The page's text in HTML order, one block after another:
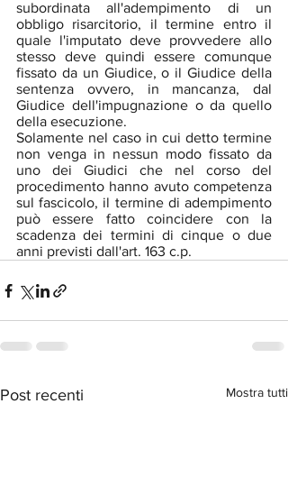
subordinata all'adempimento di un
obbligo risarcitorio, il termine entro il
quale l'imputato deve provvedere allo
stesso deve quindi essere comunque
fissato da un Giudice, o il Giudice della
sentenza ovvero, in mancanza, dal
Giudice dell'impugnazione o da quello
della esecuzione.
Solamente nel caso in cui detto termine
non venga in nessun modo fissato da
uno dei Giudici che nel corso del
procedimento hanno avuto competenza
sul fascicolo, il termine di adempimento
può essere fatto coincidere con la
scadenza dei termini di cinque o due
anni previsti dall'art. 163 c.p.
Post recenti Mostra tutti